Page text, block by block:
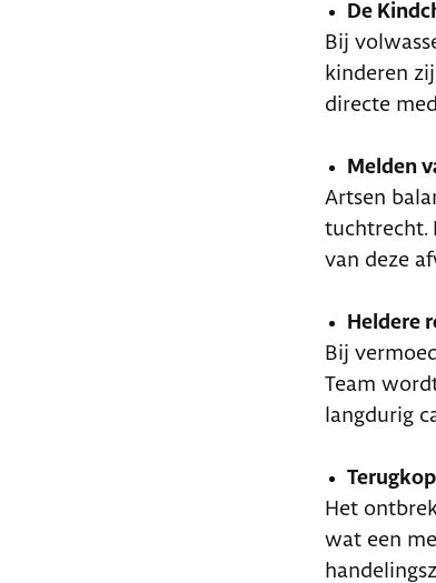
De
Bij
kinderen
directe
Melden
Artsen
tuchtrecht.
van deze
Heldere
Bij
Team
langdurig
Het
wat een